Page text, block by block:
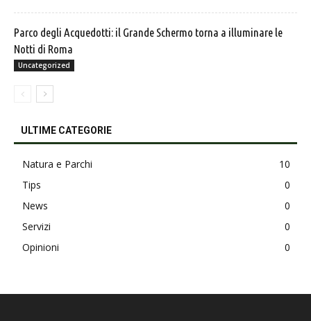
Parco degli Acquedotti: il Grande Schermo torna a illuminare le
Notti di Roma
Uncategorized
ULTIME CATEGORIE
Natura e Parchi
10
Tips
0
News
0
Servizi
0
Opinioni
0